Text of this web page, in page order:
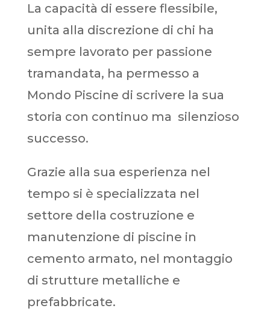
La capacità di essere flessibile,
unita alla discrezione di chi ha
sempre lavorato per passione
tramandata, ha permesso a
Mondo Piscine di scrivere la sua
storia con continuo ma silenzioso
successo.
Grazie alla sua esperienza nel
tempo si è specializzata nel
settore della costruzione e
manutenzione di piscine in
cemento armato, nel montaggio
di strutture metalliche e
prefabbricate.